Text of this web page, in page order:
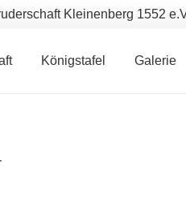
Kleinenberg 1552
Königstafel Galerie